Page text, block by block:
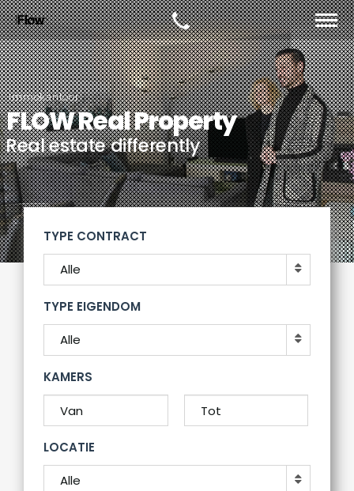
FLOW Real Property
Immokantoor
Real estate differently
TYPE CONTRACT
Alle
TYPE EIGENDOM
Alle
KAMERS
LOCATIE
Alle